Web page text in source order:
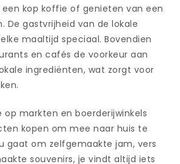
kop koffie of genieten van een
De gastvrijheid van de lokale
maaltijd speciaal. Bovendien
en cafés de voorkeur aan
ingrediënten, wat zorgt voor
op markten en boerderijwinkels
kopen om mee naar huis te
gaat om zelfgemaakte jam, vers
souvenirs, je vindt altijd iets